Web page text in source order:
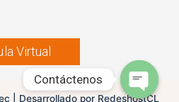
Virtual
| Desarrollado por RedeshostCL
Contáctenos